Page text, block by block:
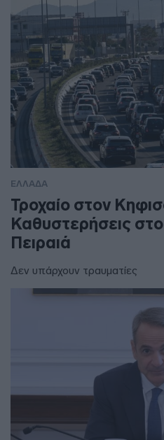
ΕΛΛΑΔΑ
Τροχαίο στον
Καθυστερήσεις
Πειραιά
Δεν υπάρχουν τραυματίες